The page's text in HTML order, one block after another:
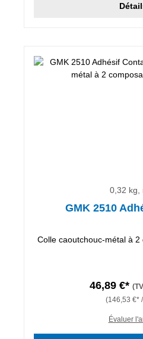
0,32 kg,
GMK 2510
Colle caoutchouc-métal à
46,89 €*
(146,53 €*
Évaluer